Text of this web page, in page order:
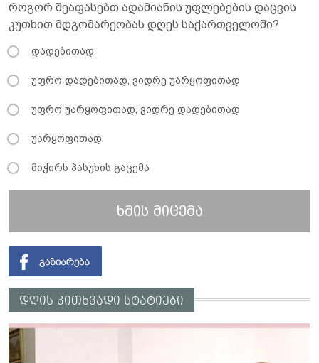
როგორ შეაფასებთ ადამიანის უფლებების დაცვის
კუთხით მდგომარეობას დღეს საქართველოში?
დადებითად
უფრო დადებითად, ვიდრე უარყოფითად
უფრო უარყოფითად, ვიდრე დადებითად
უარყოფითად
მიჭირს პასუხის გაცემა
ხმის მიცემა
დღის კითხვადი სტატიები